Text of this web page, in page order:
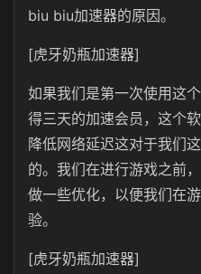
biu biu加速器的原因。
[虎牙奶瓶加速器]
如果我们是第一次使用这
得三天的加速会员，这个
降低网络延迟这对于我们
的。我们在进行游戏之前
做一些优化，以便我们在
验。
[虎牙奶瓶加速器]